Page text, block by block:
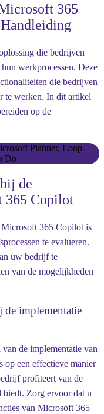
365
die bedrijven
werkprocessen. Deze
die bedrijven
te werken. In dit artikel
op de
Planner, Loop-
Do
de
365 Copilot
365 Copilot is
te evalueren.
uw bedrijf te
van de mogelijkheden
de implementatie
de implementatie van
een effectieve manier
profiteert van de
Zorg ervoor dat u
van Microsoft 365